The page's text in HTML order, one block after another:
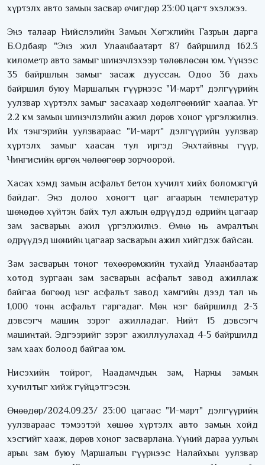
хүртэлх авто замын засвар өчигдөр 23:00 цагт эхэлжээ.
Энэ талаар Нийслэлийн Замын Хөгжлийн Газрын дарга
Б.Одбаяр "Энэ жил Улаанбаатарт 87 байршилд 162.3
километр авто замыг шинэчлэхээр төлөвлөсөн юм. Үүнээс
35 байршлын замыг засаж дууссан. Одоо 36 дахь
байршил буюу Маршалын гүүрнээс "И-март" дэлгүүрийн
уулзвар хүртэлх замыг засахаар хөдөлгөөнийг хаалаа. Уг
2.2 км замын шинэчлэлийн ажил дөрөв хоног үргэлжилнэ.
Их тэнгэрийн уулзвараас "И-март" дэлгүүрийн уулзвар
хүртэлх замыг хаасан тул иргэд Энхтайвны гүүр,
Чингисийн өргөн чөлөөгөөр зорчоорой.
Хасах хэмд замын асфальт бетон хучилт хийх боломжгүй
байдаг. Энэ долоо хоногт цаг агаарын температур
шөнөдөө хүйтэн байх тул ажлын өдрүүдэд өдрийн цагаар
зам засварын ажил үргэлжилнэ. Өмнө нь амралтын
өдрүүдэд шөнийн цагаар засварын ажил хийгдэж байсан.
Зам засварын тоног төхөөрөмжийн тухайд Улаанбаатар
хотод зургаан зам засварын асфальт завод ажиллаж
байгаа бөгөөд нэг асфальт завод хамгийн дээд тал нь
1,000 тонн асфальт гаргадаг. Мөн нэг байршилд 2-3
дэвсэгч машин зэрэг ажилладаг. Нийт 15 дэвсэгч
машинтай. Эдгээрийг зэрэг ажиллуулахад 4-5 байршилд
зам хаах болоод байгаа юм.
Нисэхийн тойрог, Наадамчдын зам, Нарны замын
хучилтыг хийж гүйцэтгэсэн.
Өнөөдөр/2024.09.23/ 23:00 цагаас "И-март" дэлгүүрийн
уулзвараас тэмээтэй хөшөө хүртэлх авто замын хойд
хэсгийг хааж, дөрөв хоног засварлана. Үүний дараа уулын
арын зам буюу Маршалын гүүрнээс Налайхын уулзвар